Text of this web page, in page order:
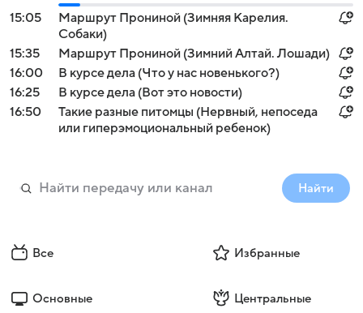
15:05
Маршрут Прониной (Зимняя Карелия.
Собаки)
15:35
Маршрут Прониной (Зимний Алтай. Лошади)
16:00
В курсе дела (Что у нас новенького?)
16:25
В курсе дела (Вот это новости)
16:50
Такие разные питомцы (Нервный, непоседа
или гиперэмоциональный ребенок)
Найти
Все Избранные
Основные Центральные